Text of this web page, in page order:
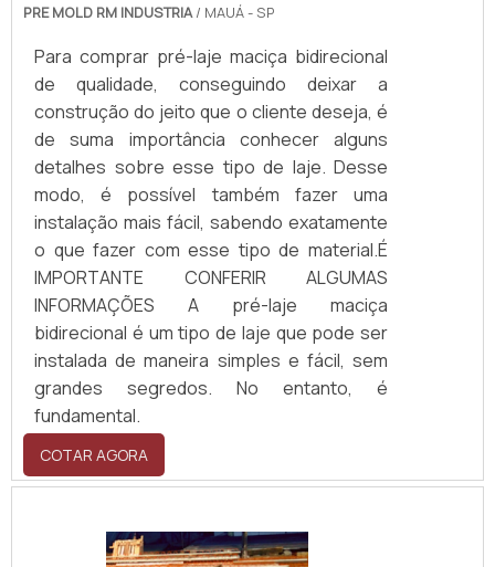
PRE MOLD RM INDUSTRIA/ MAUÁ - SP
Para comprar pré-laje maciça bidirecional
de qualidade, conseguindo deixar a
construção do jeito que o cliente deseja, é
de suma importância conhecer alguns
detalhes sobre esse tipo de laje. Desse
modo, é possível também fazer uma
instalação mais fácil, sabendo exatamente
o que fazer com esse tipo de material.É
IMPORTANTE CONFERIR ALGUMAS
INFORMAÇÕES A pré-laje maciça
bidirecional é um tipo de laje que pode ser
instalada de maneira simples e fácil, sem
grandes segredos. No entanto, é
fundamental.
COTAR AGORA